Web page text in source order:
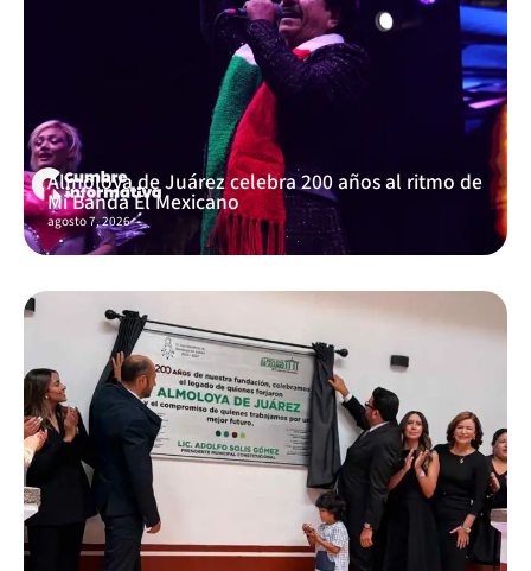
Almoloya de Juárez celebra 200 años al ritmo de
Mi Banda El Mexicano
agosto 7, 2026